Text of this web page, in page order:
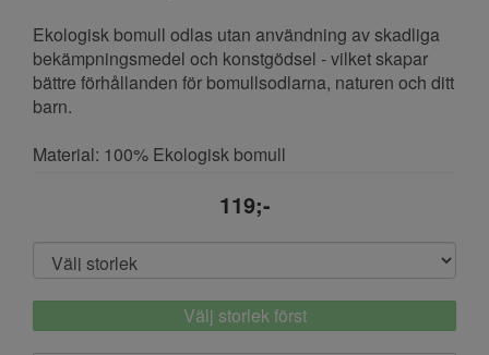
Ekologisk bomull odlas utan användning av skadliga
bekämpningsmedel och konstgödsel - vilket skapar
bättre förhållanden för bomullsodlarna, naturen och ditt
barn.
Material: 100% Ekologisk bomull
119;-
Välj storlek först